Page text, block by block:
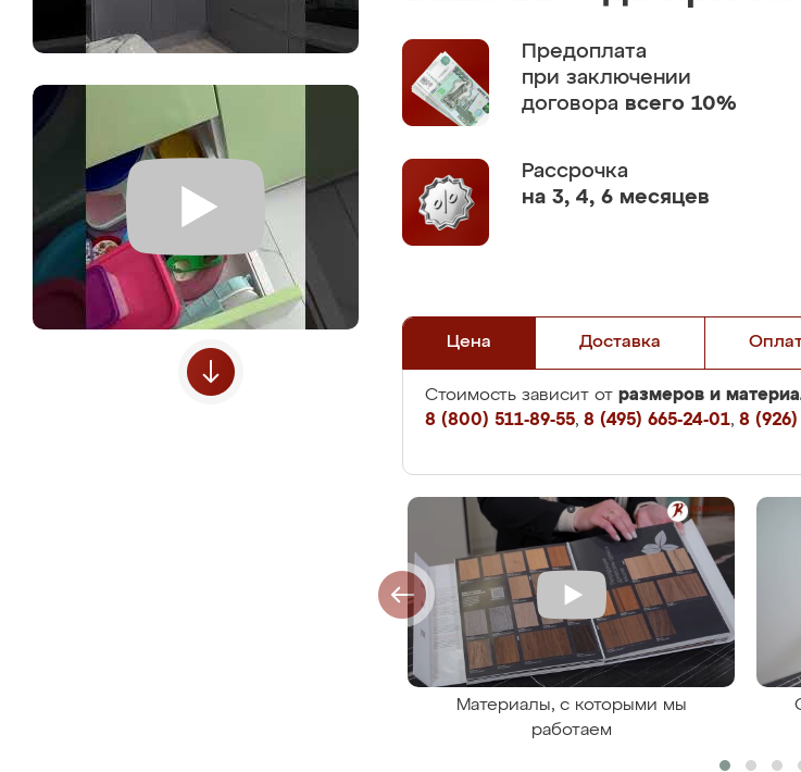
Предоплата
при заключении
договора всего 10%
Рассрочка
на 3, 4, 6 месяцев
Цена Доставка
Стоимость зависит от размеров и
8 (800) 511-89-55, 8 (495) 665-24-01, 8
Материалы, с которыми мы
работаем